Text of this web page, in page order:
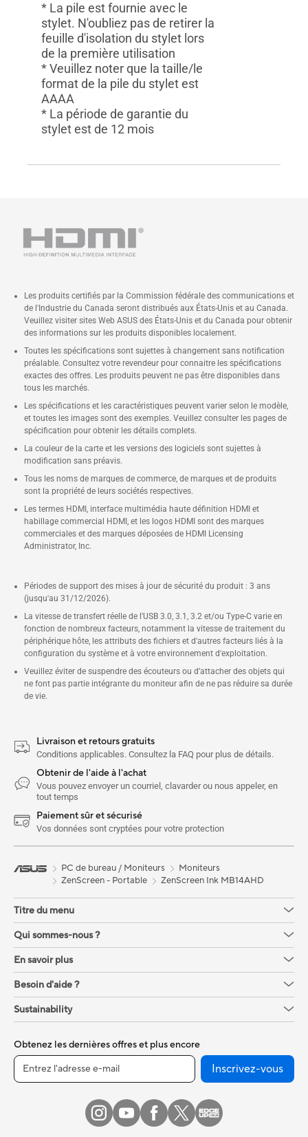
* La pile est fournie avec le
stylet. N'oubliez pas de retirer la
feuille d'isolation du stylet lors
de la première utilisation
* Veuillez noter que la taille/le
format de la pile du stylet est
AAAA
* La période de garantie du
stylet est de 12 mois
Les produits certifiés par la Commission fédérale des communications et
de l'Industrie du Canada seront distribués aux États-Unis et au Canada.
Veuillez visiter sites Web ASUS des États-Unis et du Canada pour obtenir
des informations sur les produits disponibles localement.
Toutes les spécifications sont sujettes à changement sans notification
préalable. Consultez votre revendeur pour connaitre les spécifications
exactes des offres. Les produits peuvent ne pas être disponibles dans
tous les marchés.
Les spécifications et les caractéristiques peuvent varier selon le modèle,
et toutes les images sont des exemples. Veuillez consulter les pages de
spécification pour obtenir les détails complets.
La couleur de la carte et les versions des logiciels sont sujettes à
modification sans préavis.
Tous les noms de marques de commerce, de marques et de produits
sont la propriété de leurs sociétés respectives.
Les termes HDMI, interface multimédia haute définition HDMI et
habillage commercial HDMI, et les logos HDMI sont des marques
commerciales et des marques déposées de HDMI Licensing
Administrator, Inc.
Périodes de support des mises à jour de sécurité du produit : 3 ans
(jusqu'au 31/12/2026).
La vitesse de transfert réelle de l'USB 3.0, 3.1, 3.2 et/ou Type-C varie en
fonction de nombreux facteurs, notamment la vitesse de traitement du
périphérique hôte, les attributs des fichiers et d'autres facteurs liés à la
configuration du système et à votre environnement d'exploitation.
Veuillez éviter de suspendre des écouteurs ou d’attacher des objets qui
ne font pas partie intégrante du moniteur afin de ne pas réduire sa durée
de vie.
Livraison et retours gratuits
Conditions applicables. Consultez la FAQ pour plus de détails.
Obtenir de l'aide à l'achat
Vous pouvez envoyer un courriel, clavarder ou nous appeler, en
tout temps
Paiement sûr et sécurisé
Vos données sont cryptées pour votre protection
PC de bureau / Moniteurs
Moniteurs
ZenScreen - Portable
ZenScreen Ink MB14AHD
Titre du menu
Qui sommes-nous ?
En savoir plus
Besoin d'aide ?
Sustainability
Obtenez les dernières offres et plus encore
Inscrivez-vous